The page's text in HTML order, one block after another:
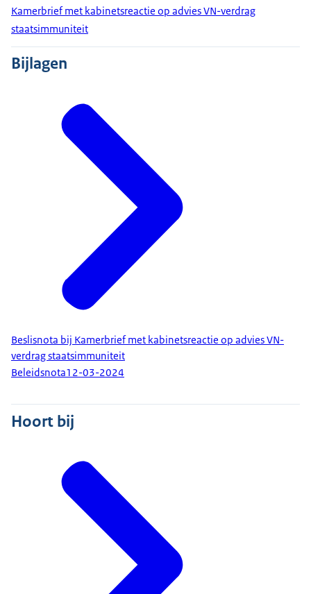
Kamerbrief met kabinetsreactie op advies VN-verdrag
staatsimmuniteit
Bijlagen
Beslisnota bij Kamerbrief met kabinetsreactie op advies VN-
verdrag staatsimmuniteit
Beleidsnota12-03-2024
Hoort bij